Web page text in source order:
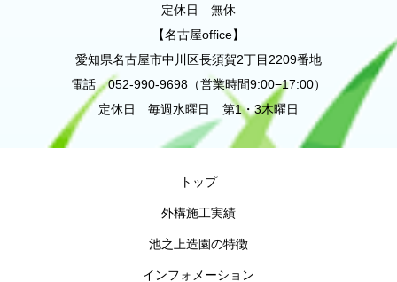
定休日 無休
【名古屋office】
愛知県名古屋市中川区長須賀2丁目2209番地
電話 052-990-9698（営業時間9:00−17:00）
定休日 毎週水曜日 第1・3木曜日
トップ
外構施工実績
池之上造園の特徴
インフォメーション